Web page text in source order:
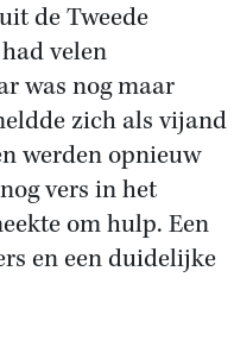
de Tweede
velen
was nog maar
zich als vijand
werden opnieuw
vers in het
om hulp. Een
en een duidelijke